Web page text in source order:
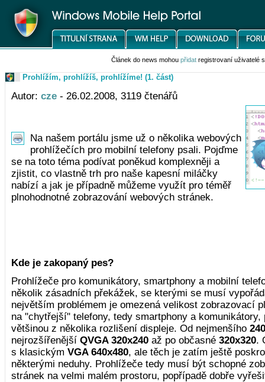
Článek do news mohou přidat registrovaní uživatelé
Prohlížím, prohlížíš, prohlížíme! (1. část)
Autor: cze- 26.02.2008, 3119 čtenářů
Na našem portálu jsme už o několika webových
prohlížečích pro mobilní telefony psali. Pojďme
se na toto téma podívat poněkud komplexněji a
zjistit, co vlastně trh pro naše kapesní miláčky
nabízí a jak je případně můžeme využít pro téměř
plnohodnotné zobrazování webových stránek.
Kde je zakopaný pes?
Prohlížeče pro komunikátory, smartphony a mobilní
několik zásadních překážek, se kterými se musí
největším problémem je omezená velikost zobrazovací
na "chytřejší" telefony, tedy smartphony a komunikátory,
většinou z několika rozlišení displeje. Od nejmenšího
nejrozšířenější QVGA 320x240až po občasné 320x320.
s klasickým VGA 640x480, ale těch je zatím ještě
některými neduhy. Prohlížeče tedy musí být schopné
stránek na velmi malém prostoru, popřípadě dobře